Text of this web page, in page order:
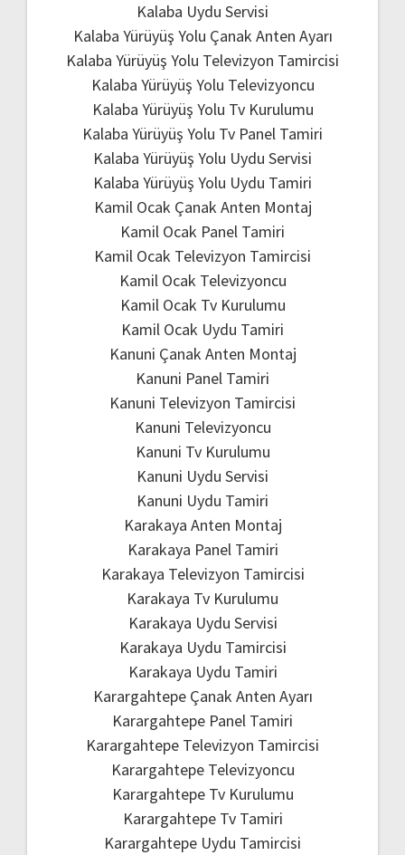
Kalaba Uydu Servisi
Kalaba Yürüyüş Yolu Çanak Anten Ayarı
Kalaba Yürüyüş Yolu Televizyon Tamircisi
Kalaba Yürüyüş Yolu Televizyoncu
Kalaba Yürüyüş Yolu Tv Kurulumu
Kalaba Yürüyüş Yolu Tv Panel Tamiri
Kalaba Yürüyüş Yolu Uydu Servisi
Kalaba Yürüyüş Yolu Uydu Tamiri
Kamil Ocak Çanak Anten Montaj
Kamil Ocak Panel Tamiri
Kamil Ocak Televizyon Tamircisi
Kamil Ocak Televizyoncu
Kamil Ocak Tv Kurulumu
Kamil Ocak Uydu Tamiri
Kanuni Çanak Anten Montaj
Kanuni Panel Tamiri
Kanuni Televizyon Tamircisi
Kanuni Televizyoncu
Kanuni Tv Kurulumu
Kanuni Uydu Servisi
Kanuni Uydu Tamiri
Karakaya Anten Montaj
Karakaya Panel Tamiri
Karakaya Televizyon Tamircisi
Karakaya Tv Kurulumu
Karakaya Uydu Servisi
Karakaya Uydu Tamircisi
Karakaya Uydu Tamiri
Karargahtepe Çanak Anten Ayarı
Karargahtepe Panel Tamiri
Karargahtepe Televizyon Tamircisi
Karargahtepe Televizyoncu
Karargahtepe Tv Kurulumu
Karargahtepe Tv Tamiri
Karargahtepe Uydu Tamircisi